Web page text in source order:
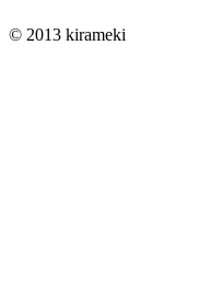
© 2013 kirameki